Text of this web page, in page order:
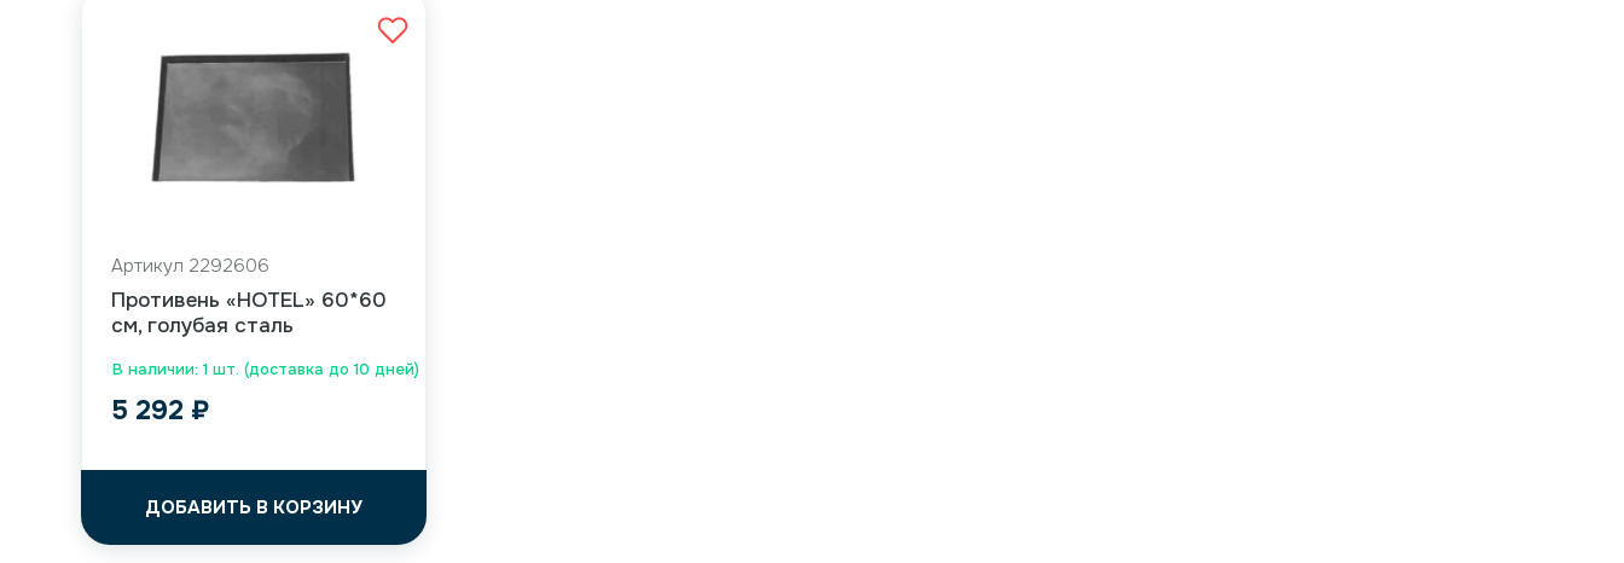
В наличии: 1 шт. (доставка до 10 дней)
Артикул 2292606
Противень «HOTEL» 60*60
см, голубая сталь
5 292 ₽
ДОБАВИТЬ В КОРЗИНУ